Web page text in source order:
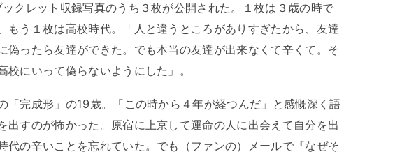
クレット収録写真のうち３枚が公開された。１枚は３歳の時で
もう１枚は高校時代。「人と違うところがありすぎたから、友達
偽ったら友達ができた。でも本当の友達が出来なくて辛くて。そ
にいって偽らないようにした」。
完成形」の19歳。「この時から４年が経つんだ」と感慨深く語
出すのが怖かった。原宿に上京して運命の人に出会えて自分を出
代の辛いことを忘れていた。でも（ファンの）メールで『なぜそ